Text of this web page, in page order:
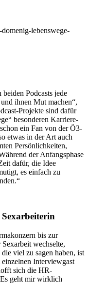
Podcasts jede
ihnen Mut machen“,
Projekte sind dafür
besonderen Karriere-
ein Fan von der Ö3-
etwas in der Art auch
Persönlichkeiten,
der Anfangsphase
dafür, die Idee
es einfach zu
bis zur
wechselte,
viel zu sagen haben, ist
Interviewgast
sich die HR-
geht mir wirklich